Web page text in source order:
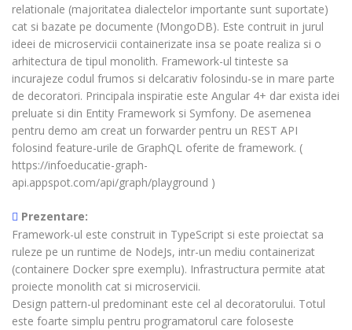
relationale (majoritatea dialectelor importante sunt suportate)
cat si bazate pe documente (MongoDB). Este contruit in jurul
ideei de microservicii containerizate insa se poate realiza si o
arhitectura de tipul monolith. Framework-ul tinteste sa
incurajeze codul frumos si delcarativ folosindu-se in mare parte
de decoratori. Principala inspiratie este Angular 4+ dar exista idei
preluate si din Entity Framework si Symfony. De asemenea
pentru demo am creat un forwarder pentru un REST API
folosind feature-urile de GraphQL oferite de framework. (
https://infoeducatie-graph-
api.appspot.com/api/graph/playground )
Prezentare:
Framework-ul este construit in TypeScript si este proiectat sa
ruleze pe un runtime de NodeJs, intr-un mediu containerizat
(containere Docker spre exemplu). Infrastructura permite atat
proiecte monolith cat si microservicii.
Design pattern-ul predominant este cel al decoratorului. Totul
este foarte simplu pentru programatorul care foloseste